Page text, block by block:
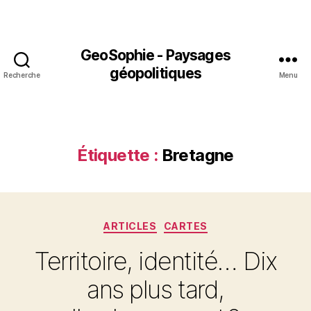
Recherche
GeoSophie - Paysages
géopolitiques
Menu
Étiquette : Bretagne
Catégories
ARTICLES CARTES
Territoire, identité… Dix
ans plus tard,